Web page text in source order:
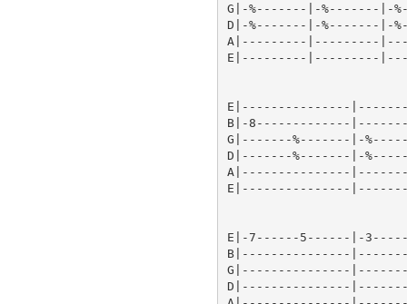
G|-%-------|-%-------|-
D|-%-------|-%-------
A|---------|---------
E|---------|---------
E|---------------
B|-8-------------
G|-------%-------|-
D|-------%-------|-
A|---------------
E|---------------
E|-7------5------|-
B|---------------
G|---------------|--------
D|---------------|--------